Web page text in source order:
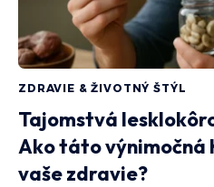
ZDRAVIE & ŽIVOTNÝ ŠTÝL
Tajomstvá
Ako táto výnimočná
vaše zdravie?